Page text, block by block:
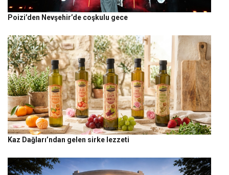
Poizi’den Nevşehir’de coşkulu gece
Kaz Dağları’ndan gelen sirke lezzeti